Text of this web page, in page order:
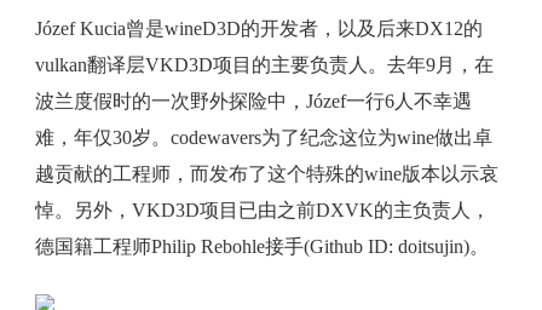
Józef Kucia曾是wineD3D的开发者，以及后来DX12的
vulkan翻译层VKD3D项目的主要负责人。去年9月，在
波兰度假时的一次野外探险中，Józef一行6人不幸遇
难，年仅30岁。codewavers为了纪念这位为wine做出卓
越贡献的工程师，而发布了这个特殊的wine版本以示哀
悼。另外，VKD3D项目已由之前DXVK的主负责人，
德国籍工程师Philip Rebohle接手(Github ID: doitsujin)。